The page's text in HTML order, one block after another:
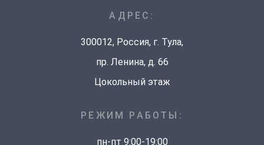
АДРЕС:
300012, Россия, г. Тула,
пр. Ленина, д. 66
Цокольный этаж
РЕЖИМ РАБОТЫ:
пн-пт 9:00-19:00